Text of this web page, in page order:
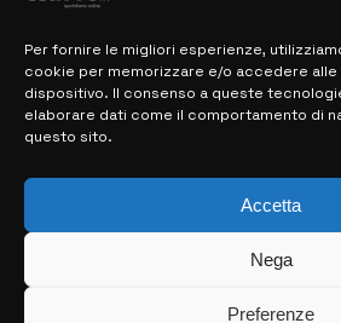
Per fornire le migliori esperienze,
cookie per memorizzare e/o accedere alle
dispositivo. Il consenso a queste
elaborare dati come il comportamento di
questo sito.
Accetta
Nega
Preferenze
MAPPA DEL SITO
> NOTIZIE